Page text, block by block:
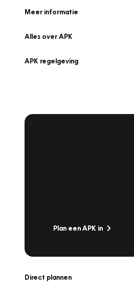
Meer informatie
Alles over APK
APK regelgeving
Plan een APK in
Direct plannen